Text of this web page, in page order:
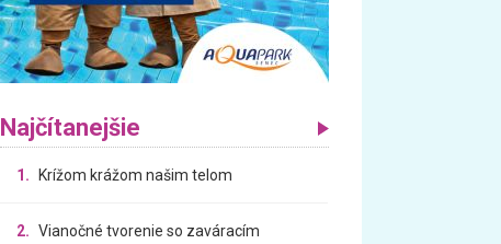
Najčítanejšie
1. Krížom krážom našim telom
2. Vianočné tvorenie so zaváracím